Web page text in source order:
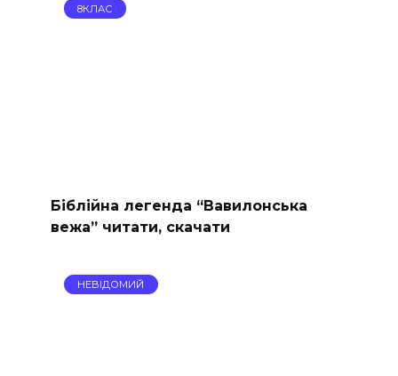
8КЛАС
Біблійна легенда “Вавилонська
вежа” читати, скачати
НЕВІДОМИЙ